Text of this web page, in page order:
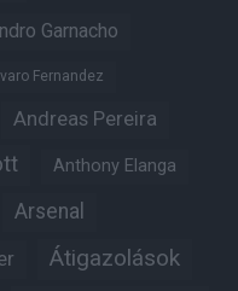
Garnacho
Fernandez
Andreas Pereira
Anthony Elanga
Arsenal
Átigazolások